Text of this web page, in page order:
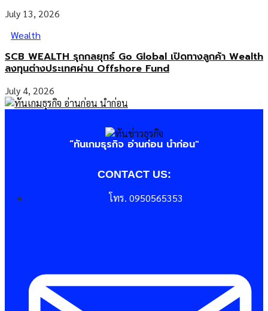
July 13, 2026
Wealth
SCB WEALTH รุกกลยุทธ์ Go Global เปิดทางลูกค้า Wealth
ลงทุนต่างประเทศผ่าน Offshore Fund
July 4, 2026
“ทันเกมธุรกิจ อ่านก่อน นำก่อน"
CONTACT US:
โทร. 0950565353